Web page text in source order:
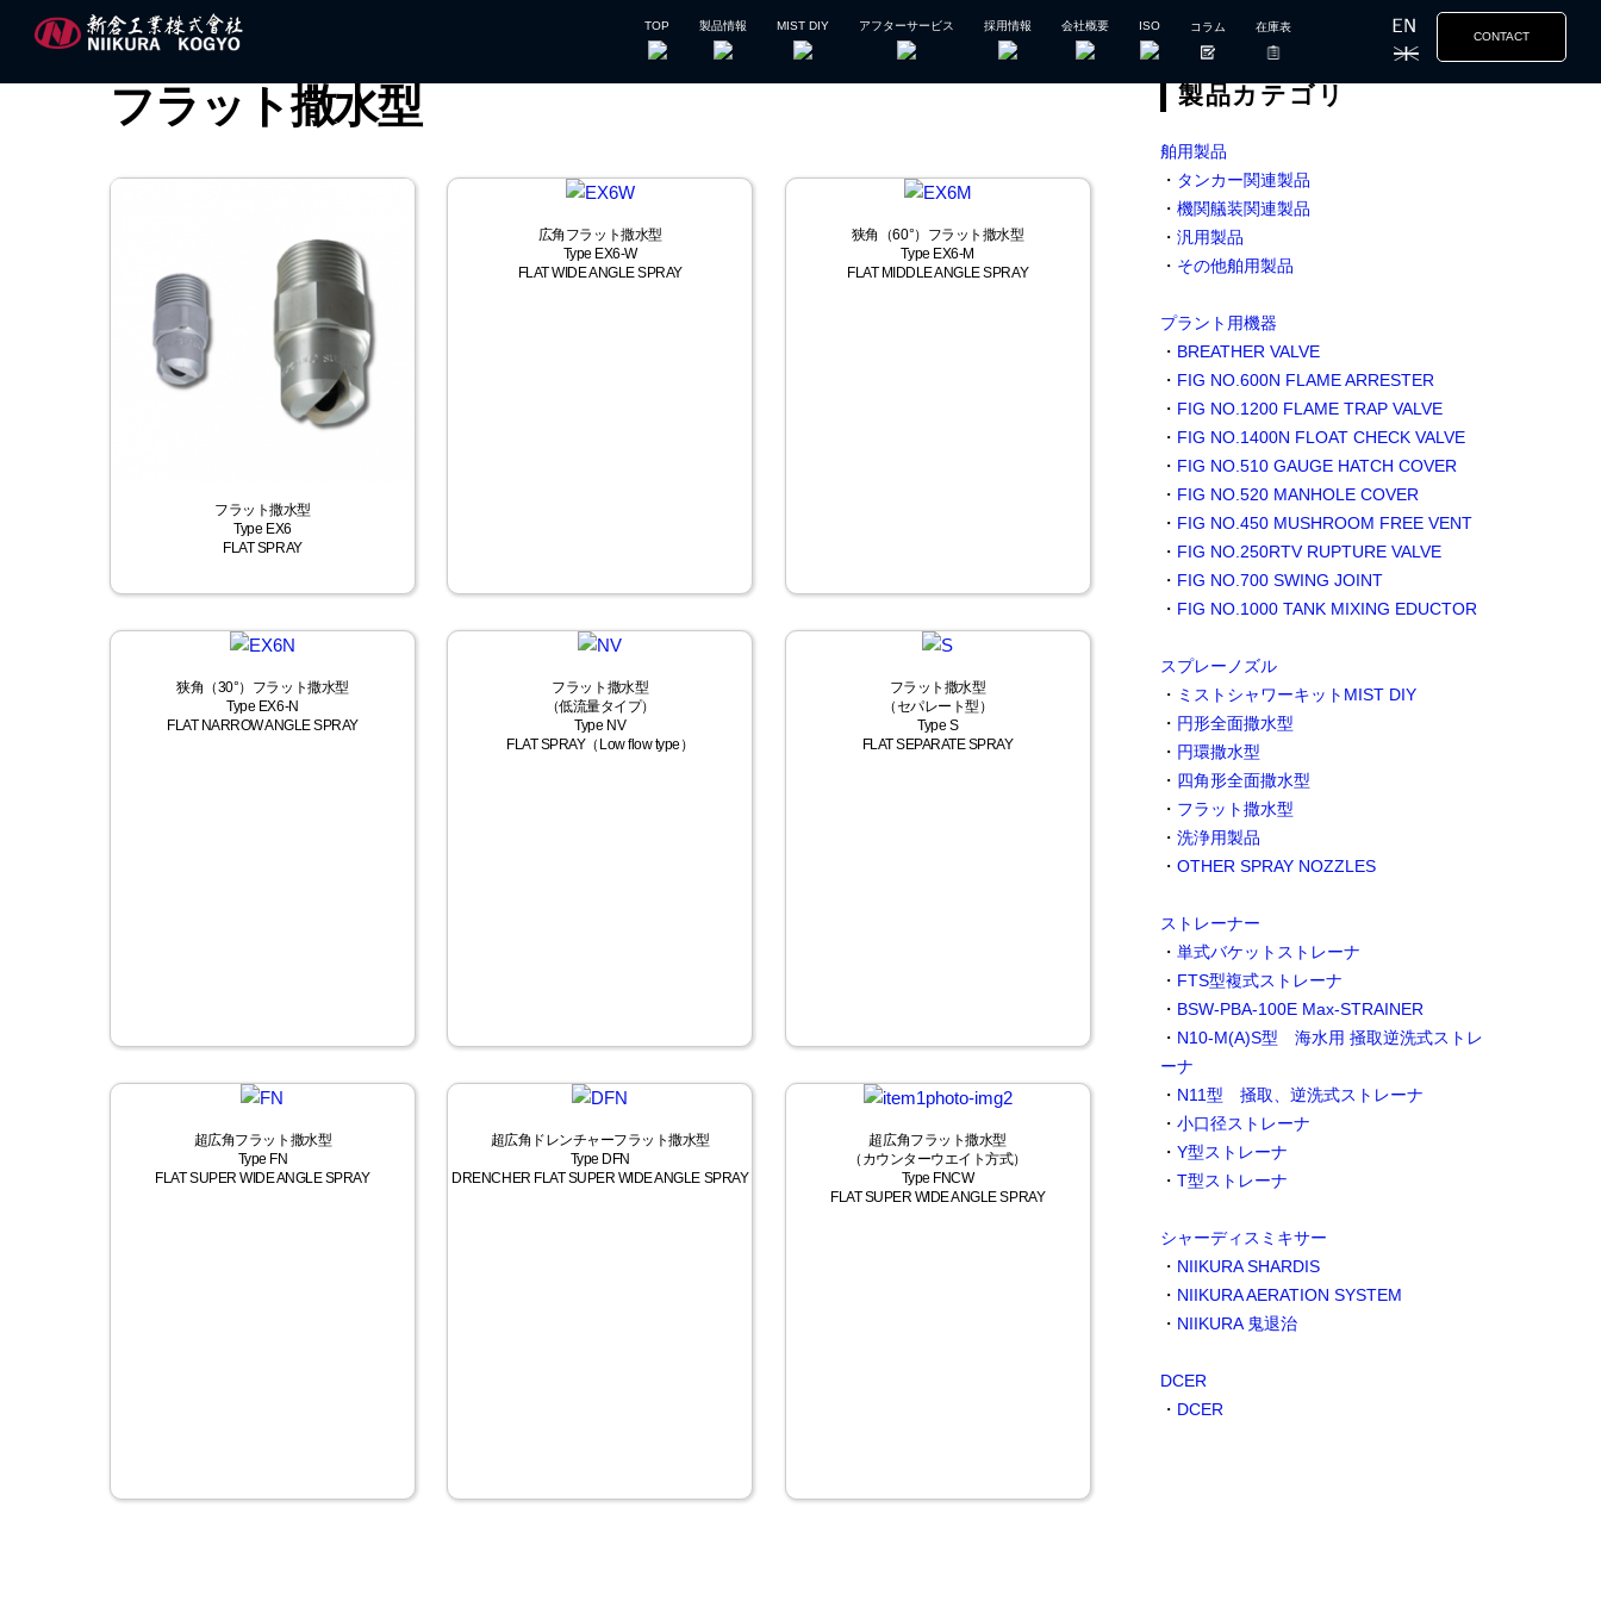
TOP 製品情報 MIST DIY アフターサービス 採用情報 会社概要 ISO コラム 在庫表
CONTACT
フラット撒水型
フラット撒水型
Type EX6
FLAT SPRAY
広角フラット撒水型
Type EX6-W
FLAT WIDE ANGLE SPRAY
狭角（60°）フラット撒水型
Type EX6-M
FLAT MIDDLE ANGLE SPRAY
狭角（30°）フラット撒水型
Type EX6-N
FLAT NARROW ANGLE SPRAY
フラット撒水型
（低流量タイプ）
Type NV
FLAT SPRAY（Low flow type）
フラット撒水型
（セパレート型）
Type S
FLAT SEPARATE SPRAY
超広角フラット撒水型
Type FN
FLAT SUPER WIDE ANGLE SPRAY
超広角ドレンチャーフラット撒水型
Type DFN
DRENCHER FLAT SUPER WIDE ANGLE SPRAY
超広角フラット撒水型
（カウンターウエイト方式）
Type FNCW
FLAT SUPER WIDE ANGLE SPRAY
製品カテゴリ
舶用製品
・ タンカー関連製品
・ 機関艤装関連製品
・ 汎用製品
・ その他舶用製品
プラント用機器
・ BREATHER VALVE
・ FIG NO.600N FLAME ARRESTER
・ FIG NO.1200 FLAME TRAP VALVE
・ FIG NO.1400N FLOAT CHECK VALVE
・ FIG NO.510 GAUGE HATCH COVER
・ FIG NO.520 MANHOLE COVER
・ FIG NO.450 MUSHROOM FREE VENT
・ FIG NO.250RTV RUPTURE VALVE
・ FIG NO.700 SWING JOINT
・ FIG NO.1000 TANK MIXING EDUCTOR
スプレーノズル
・ ミストシャワーキットMIST DIY
・ 円形全面撒水型
・ 円環撒水型
・ 四角形全面撒水型
・ フラット撒水型
・ 洗浄用製品
・ OTHER SPRAY NOZZLES
ストレーナー
・ 単式バケットストレーナ
・ FTS型複式ストレーナ
・ BSW-PBA-100E Max-STRAINER
・ N10-M(A)S型 海水用 掻取逆洗式ストレ
ーナ
・ N11型 掻取、逆洗式ストレーナ
・ 小口径ストレーナ
・ Y型ストレーナ
・ T型ストレーナ
シャーディスミキサー
・ NIIKURA SHARDIS
・ NIIKURA AERATION SYSTEM
・ NIIKURA 鬼退治
DCER
・ DCER